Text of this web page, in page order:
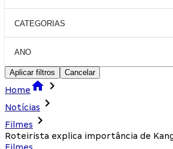
CATEGORIAS
ANO
Aplicar filtros Cancelar
Home
Notícias
Filmes
Roteirista explica importância de